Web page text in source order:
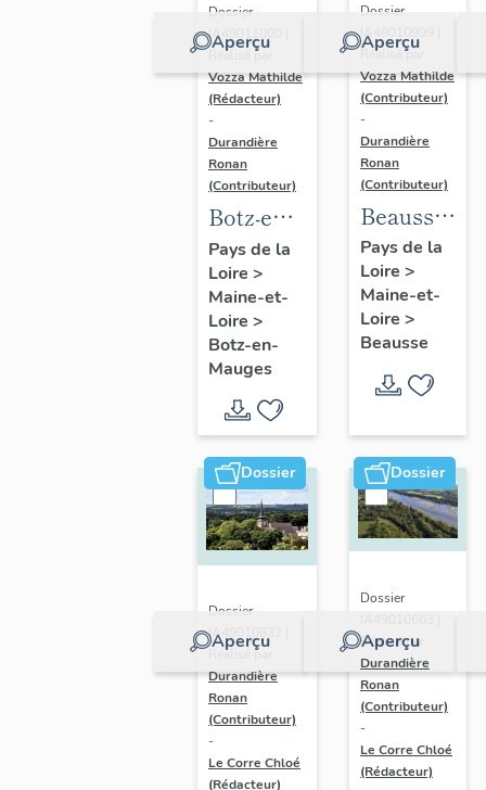
Aperçu
Dossier
IA49011000 |
Réalisé par
Vozza Mathilde
(Rédacteur)
-
Durandière
Ronan
(Contributeur)
Botz-en-
Mauges :
présentation
de la
commune
Pays de la
Loire >
Maine-et-
Loire >
Botz-en-
Mauges
Aperçu
Dossier
IA49010999 |
Réalisé par
Vozza Mathilde
(Contributeur)
-
Durandière
Ronan
(Contributeur)
Beausse :
de la
commune
Pays de la
Loire >
Maine-et-
Loire >
Beausse
Dossier
Aperçu
Dossier
IA49010832 |
Réalisé par
Durandière
Ronan
(Contributeur)
-
Le Corre Chloé
(Rédacteur)
Dossier
Aperçu
Dossier
Réalisé par
Durandière
Ronan
(Contributeur)
-
Le Corre Chloé
(Rédacteur)